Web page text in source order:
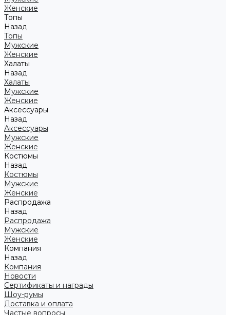
Женские
Топы
Назад
Топы
Мужские
Женские
Халаты
Назад
Халаты
Мужские
Женские
Аксессуары
Назад
Аксессуары
Мужские
Женские
Костюмы
Назад
Костюмы
Мужские
Женские
Распродажа
Назад
Распродажа
Мужские
Женские
Компания
Назад
Компания
Новости
Сертификаты и награды
Шоу-румы
Доставка и оплата
Частые вопросы